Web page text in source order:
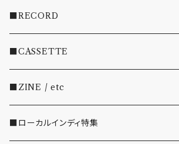
・INDIE
・EMO/PUNK/POST HC
・SHOEGAZE/DREAMPOP/POST ROCK
・OTHER(LOUD/JUNK/RAP/ etc...)
■RECORD
■CASSETTE
■ZINE / etc
■ローカルインディ特集